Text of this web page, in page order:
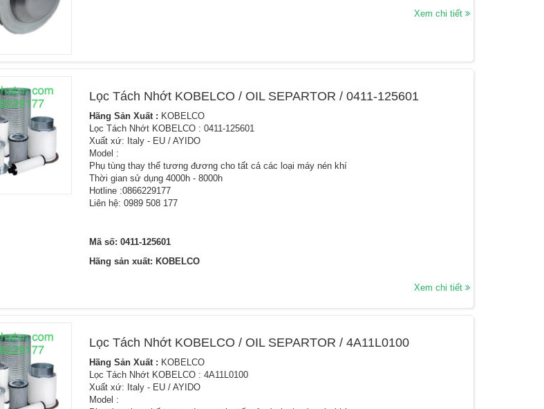
Xem chi tiết
Lọc Tách Nhớt KOBELCO / OIL SEPARTOR / 0411-125601
Hãng Sản Xuất : KOBELCO
Lọc Tách Nhớt KOBELCO : 0411-125601
Xuất xứ: Italy - EU / AYIDO
Model :
Phụ tùng thay thế tương đương cho tất cả các loại máy nén khí
Thời gian sử dụng 4000h - 8000h
Hotline :0866229177
Liên hệ: 0989 508 177
Mã số: 0411-125601
Hãng sản xuất: KOBELCO
Xem chi tiết
Lọc Tách Nhớt KOBELCO / OIL SEPARTOR / 4A11L0100
Hãng Sản Xuất : KOBELCO
Lọc Tách Nhớt KOBELCO : 4A11L0100
Xuất xứ: Italy - EU / AYIDO
Model :